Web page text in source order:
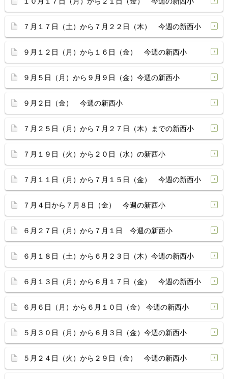
７月１７日（土）から７月２２日（木） 今週の新西小
９月１２日（月）から１６日（金） 今週の新西小
９月５日（月）から９月９日（金）今週の新西小
９月２日（金） 今週の新西小
７月２５日（月）から７月２７日（木）までの新西小
７月１９日（火）から２０日（水）の新西小
７月１１日（月）から７月１５日（金） 今週の新西小
７月４日から７月８日（金） 今週の新西小
６月２７日（月）から７月１日 今週の新西小
６月１８日（土）から６月２３日（木）今週の新西小
６月１３日（月）から６月１７日（金） 今週の新西小
６月６日（月）から６月１０日（金） 今週の新西小
５月３０日（月）から６月３日（金）今週の新西小
５月２４日（火）から２９日（金） 今週の新西小